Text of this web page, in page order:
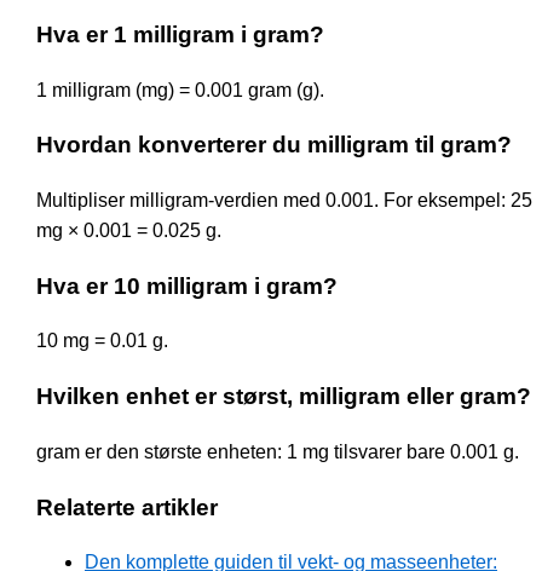
Hva er 1 milligram i gram?
1 milligram (mg) = 0.001 gram (g).
Hvordan konverterer du milligram til gram?
Multipliser milligram-verdien med 0.001. For eksempel: 25
mg × 0.001 = 0.025 g.
Hva er 10 milligram i gram?
10 mg = 0.01 g.
Hvilken enhet er størst, milligram eller gram?
gram er den største enheten: 1 mg tilsvarer bare 0.001 g.
Relaterte artikler
Den komplette guiden til vekt- og masseenheter: